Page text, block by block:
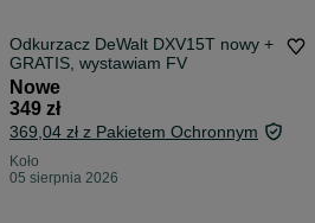
Odkurzacz DeWalt DXV15T nowy +
GRATIS, wystawiam FV
Nowe
349 zł
369,04 zł z Pakietem Ochronnym
Koło
05 sierpnia 2026